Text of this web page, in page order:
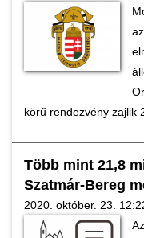
körű rendezvény zajlik
Több mint 21,8
Szatmár-Bereg
2020. október. 23.